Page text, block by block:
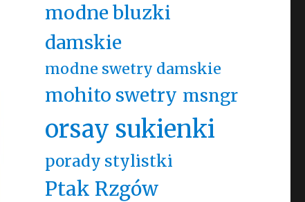
modne bluzki
damskie
modne swetry damskie
mohito swetry msngr
orsay sukienki
porady stylistki
Ptak Rzgów